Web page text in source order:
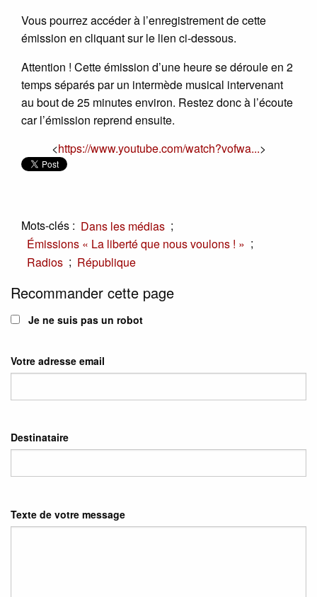
Vous pourrez accéder à l’enregistrement de cette
émission en cliquant sur le lien ci-dessous.
Attention ! Cette émission d’une heure se déroule en 2
temps séparés par un intermède musical intervenant
au bout de 25 minutes environ. Restez donc à l’écoute
car l’émission reprend ensuite.
<https://www.youtube.com/watch?vofwa...>
Mots-clés : Dans les médias ;
Émissions « La liberté que nous voulons ! » ;
Radios ; République
Recommander cette page
Je ne suis pas un robot
Votre adresse email
Destinataire
Texte de votre message